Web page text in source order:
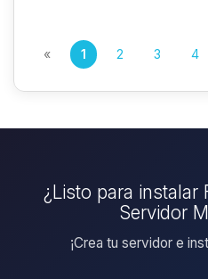
« 1 2 3 4
¿Listo para instalar
Servidor
¡Crea tu servidor e